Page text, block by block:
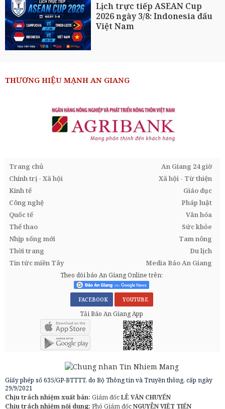
Lịch trực tiếp ASEAN Cup
2026 ngày 3/8: Indonesia đấu
Việt Nam
THƯƠNG HIỆU MẠNH AN GIANG
Trang chủ
An Giang 24 giờ
Chính trị - Xã hội
Xã hội - Từ thiện
Kinh tế
Giáo dục
Công nghệ
Pháp luật
Quốc tế
Văn hóa
Thể thao
Sức khỏe
Nhịp sống mới
Tam nông
Thời trang
Du lịch
Tin tức miền Tây
Media Báo An Giang
Theo dõi báo An Giang Online trên:
FACEBOOK YOUTUBE
Tải Báo An Giang App
Giấy phép số 635/GP-BTTTT, do Bộ Thông tin và Truyền thông, cấp ngày
29/9/2021
Chịu trách nhiệm xuất bản: Giám đốcLÊ VĂN CHUYỂN
Chịu trách nhiệm nội dung: Phó Giám đốcNGUYỄN VIỆT TIẾN